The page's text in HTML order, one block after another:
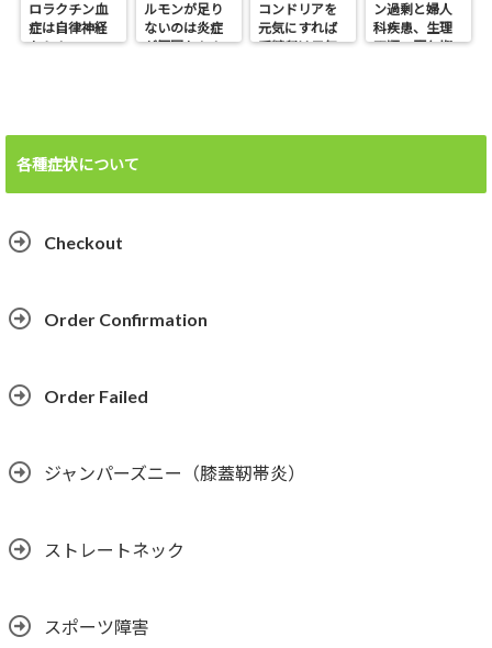
ロラクチン血
症は自律神経
から！
ルモンが足り
ないのは炎症
が原因かも！
コンドリアを
元気にすれば
受精卵は元気
ン過剰と婦人
科疾患、生理
不順、更年期
各種症状について
Checkout
Order Confirmation
Order Failed
ジャンパーズニー（膝蓋靭帯炎）
ストレートネック
スポーツ障害